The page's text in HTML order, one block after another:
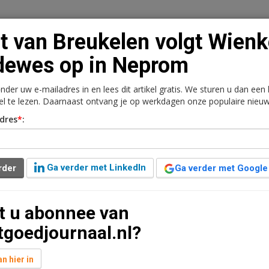
Vacaturebank Contact Abonnementen
Wienke Bodewes op
is met ingang van 1 januari 2016 de nieuwe
van Breukelen volgt
op in Neprom
uw e-mailadres in en lees dit artikel gratis. We sturen u dan een
te lezen. Daarnaast ontvang je op werkdagen onze populaire
*:
Ga verder met LinkedIn Ga verder met Google
u abonnee van
hier in